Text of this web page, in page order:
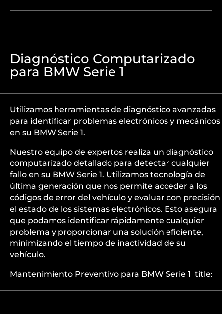
Diagnóstico Computarizado
para BMW Serie 1
Utilizamos herramientas de diagnóstico avanzadas
para identificar problemas electrónicos y mecánicos
en su BMW Serie 1.
Nuestro equipo de expertos realiza un diagnóstico
computarizado detallado para detectar cualquier
fallo en su BMW Serie 1. Utilizamos tecnología de
última generación que nos permite acceder a los
códigos de error del vehículo y evaluar con precisión
el estado de los sistemas electrónicos. Esto asegura
que podamos identificar rápidamente cualquier
problema y proporcionar una solución eficiente,
minimizando el tiempo de inactividad de su
vehículo.
Mantenimiento Preventivo para BMW Serie 1_title: